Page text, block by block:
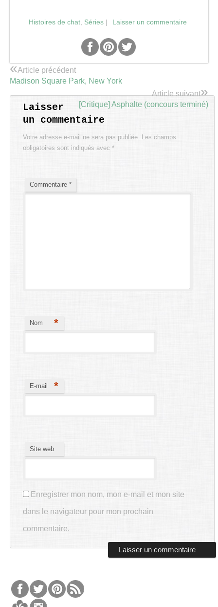
Histoires de chat, Séries| Laisser un commentaire
«Article précédent
Madison Square Park, New York
Article suivant»
[Critique] Asphalte (concours terminé)
Laisser
un commentaire
Votre adresse e-mail ne sera pas publiée. Les champs
obligatoires sont indiqués avec *
Commentaire *
Nom *
E-mail *
Site web
Enregistrer mon nom, mon e-mail et mon site
dans le navigateur pour mon prochain
commentaire.